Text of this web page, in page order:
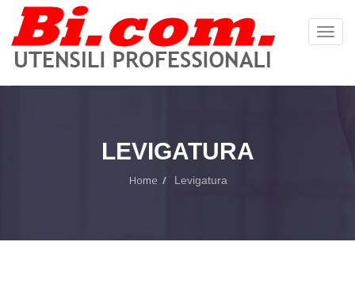
LEVIGATURA
Home Levigatura